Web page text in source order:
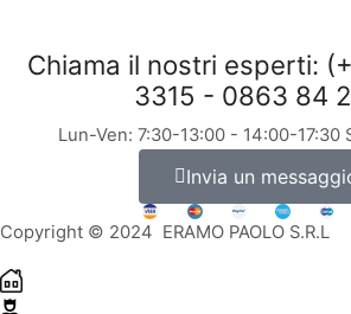
Chiama il nostri esperti:
3315 - 0863 84
Lun-Ven: 7:30-13:00 - 14:00-17:30
Invia un
Copyright © 2024 ERAMO PAOLO S.R.L